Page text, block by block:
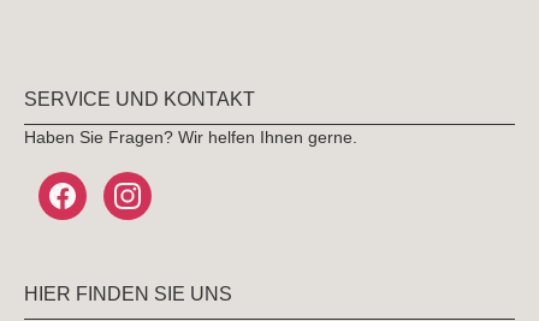
SERVICE UND KONTAKT
Haben Sie Fragen? Wir helfen Ihnen gerne.
HIER FINDEN SIE UNS